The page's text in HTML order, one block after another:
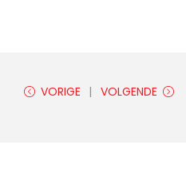
VORIGE VOLGENDE